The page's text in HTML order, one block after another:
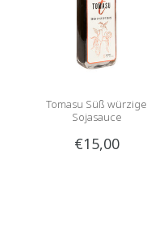
Tomasu Süß würzige
Sojasauce
€15,00